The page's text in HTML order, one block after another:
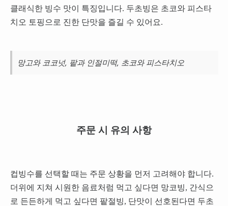
클래식한 빙수 맛이 특징입니다. 두초빙은 초코와 피스타
치오 토핑으로 진한 단맛을 즐길 수 있어요.
망고와 코코넛, 팥과 인절미떡, 초코와 피스타치오
주문 시 유의 사항
컵빙수를 선택할 때는 주문 상황을 먼저 고려해야 합니다.
더위에 지쳐 시원한 음료처럼 먹고 싶다면 망코빙, 간식으
로 든든하게 먹고 싶다면 팥절빙, 단맛이 선호된다면 두초